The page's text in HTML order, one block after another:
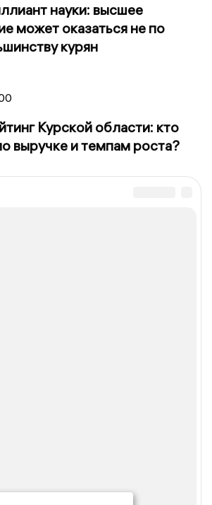
науки: высшее
может оказаться не по
курян
Курской области: кто
выручке и темпам роста?